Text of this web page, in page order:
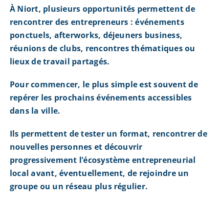
À Niort, plusieurs opportunités permettent de
rencontrer des entrepreneurs : événements
ponctuels, afterworks, déjeuners business,
réunions de clubs, rencontres thématiques ou
lieux de travail partagés.
Pour commencer, le plus simple est souvent de
repérer les prochains événements accessibles
dans la ville.
Ils permettent de tester un format, rencontrer de
nouvelles personnes et découvrir
progressivement l’écosystème entrepreneurial
local avant, éventuellement, de rejoindre un
groupe ou un réseau plus régulier.